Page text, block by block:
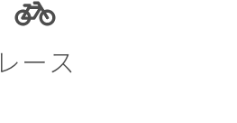
レース